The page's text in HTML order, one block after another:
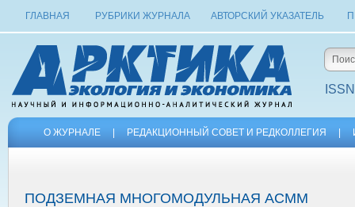
ГЛАВНАЯ РУБРИКИ ЖУРНАЛА АВТОРСКИЙ УКАЗАТЕЛЬ
О ЖУРНАЛЕ РЕДАКЦИОННЫЙ СОВЕТ И РЕДКОЛЛЕГИЯ
ПОДЗЕМНАЯ МНОГОМОДУЛЬНАЯ АСММ